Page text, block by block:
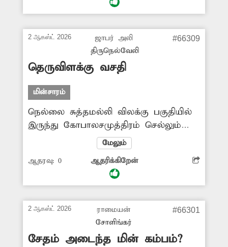
மின்கம்பத்தை மாற்ற சம்பந்தப்பட்ட
2 ஆகஸ்ட் 2026
ஜாபர் அலி
திருநெல்வேலி
#66309
தெருவிளக்கு வசதி
மின்சாரம்
நெல்லை சுத்தமல்லி விலக்கு பகுதியில்
இருந்து கோபாலசமுத்திரம் செல்லும்
சாலையில் இரவு நேரங்களில்
வெளிச்சமின்றி மிகவும் இருள்சூழ்ந்து
காணப்படுகிறது. இதனால் நடந்து
செல்பவர்கள், சைக்கிளில் செல்பவர்கள்
இங்குள்ள சாலையோரம்
தெருவிளக்குகள் ஏற்படுத்தி
தரவேண்டுகிறேன்.
மேலும்
ஆதரவு: 0 ஆதரிக்கிறேன்
2 ஆகஸ்ட் 2026
ராமையன்
சோளிங்கர்
#66301
சேதம் அடைந்த மின் கம்பம்?